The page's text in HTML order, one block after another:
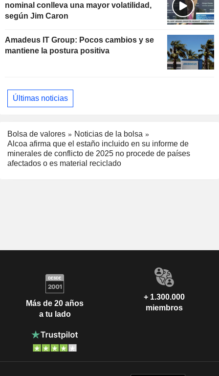
nominal conlleva una mayor volatilidad,
según Jim Caron
Amadeus IT Group: Pocos cambios y se
mantiene la postura positiva
Últimas noticias
Bolsa de valores
Noticias de la bolsa
Alcoa afirma que el estaño incluido en su informe de
minerales de conflicto de 2025 no procede de países
afectados o es material reciclado
Más de 20 años
a tu lado
+ 1.300.000
miembros